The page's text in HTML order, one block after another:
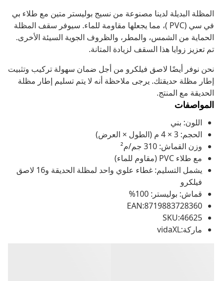
المظلة البديلة لدينا مصنوعة من نسيج بوليستر متين مع طلاء بي
في سي (PVC )، مما يجعلها مقاومة للماء. سيوفر سقف المظلة
الحماية من الشمس، والمطر، والظروف الجوية السيئة الأخرى.
تم تعزيز زوايا هذا السقف لزيادة المتانة.
نحن نوفر أيضًا لاصق فيلكرو من أجل ضمان سهولة تركيب وتثبيت
إطار مظلة حديقتك. يرجى ملاحظة أنه لا يتم تسليم إطار مظلة
الحديقة مع المنتج.
المواصفات
اللون: بني
الحجم: 3 × 4 م (الطول × العرض)
وزن القماش: 310 جم/م²
مع طلاء PVC (مقاوم للماء)
يشمل التسليم: غطاء علوي واحد لمظلة الحديقة و16 لاصق
فيلكرو
قماش: بوليستر: 100%
EAN:8719883728360
SKU:46625
ماركة:vidaXL